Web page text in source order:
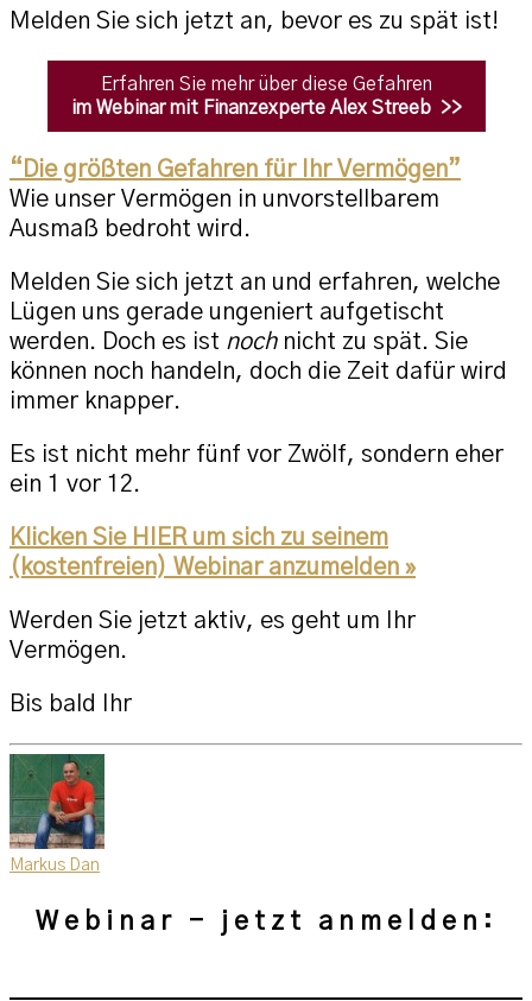
Melden Sie sich jetzt an, bevor es zu spät ist!
Erfahren Sie mehr über diese Gefahren
im Webinar mit Finanzexperte Alex Streeb >>
“Die größten Gefahren für Ihr Vermögen”
Wie unser Vermögen in unvorstellbarem
Ausmaß bedroht wird.
Melden Sie sich jetzt an und erfahren, welche
Lügen uns gerade ungeniert aufgetischt
werden. Doch es ist nochnicht zu spät. Sie
können noch handeln, doch die Zeit dafür wird
immer knapper.
Es ist nicht mehr fünf vor Zwölf, sondern eher
ein 1 vor 12.
Klicken Sie HIER um sich zu seinem
(kostenfreien) Webinar anzumelden »
Werden Sie jetzt aktiv, es geht um Ihr
Vermögen.
Bis bald Ihr
Markus Dan
Webinar - jetzt anmelden: